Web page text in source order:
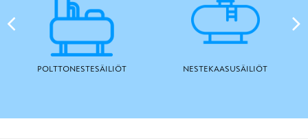
POLTTONESTESÄILIÖT NESTEKAASUSÄILIÖT